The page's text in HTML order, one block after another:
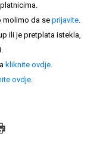
molimo da se prijavite.
ili je pretplata istekla,
kliknite ovdje.
ovdje.